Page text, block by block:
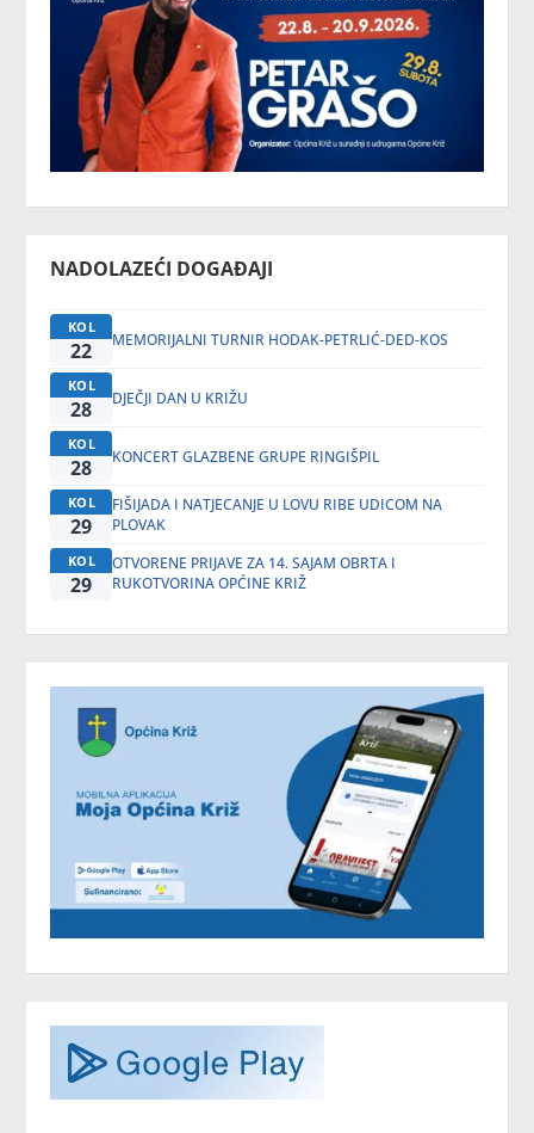
NADOLAZEĆI DOGAĐAJI
KOL
22 MEMORIJALNI TURNIR HODAK-PETRLIĆ-DED-KOS
KOL
28 DJEČJI DAN U KRIŽU
KOL
28 KONCERT GLAZBENE GRUPE RINGIŠPIL
KOL
29
FIŠIJADA I NATJECANJE U LOVU RIBE UDICOM NA
PLOVAK
KOL
29
OTVORENE PRIJAVE ZA 14. SAJAM OBRTA I
RUKOTVORINA OPĆINE KRIŽ